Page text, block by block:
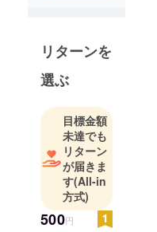
系です。が
マルチタス
クは苦手で
ことに没頭
すると他が
見えなくな
るので、事
務作業得意
かもです
リターンを
選ぶ
目標金額
未達でも
リターン
が届きま
す(All-in
方式)
500円